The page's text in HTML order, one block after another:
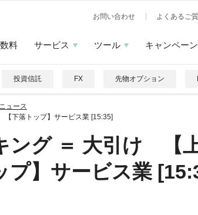
お問い合わせ よくあるご
料 サービス ツール キャンペーン
投資信託 FX 先物オプション
ュース
下落トップ】サービス業 [15:35]
ング ＝ 大引け 【
】サービス業